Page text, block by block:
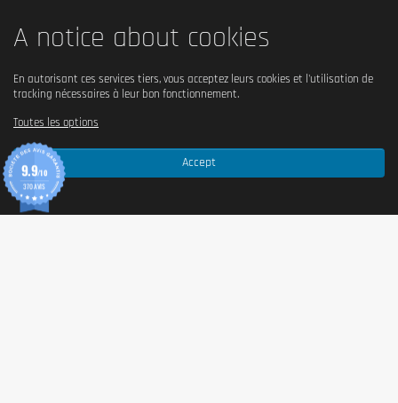
A notice about cookies
Accept
En autorisant ces services tiers, vous acceptez leurs cookies et l'utilisation de
tracking nécessaires à leur bon fonctionnement.
Toutes les options
9.9/10
370 AVIS